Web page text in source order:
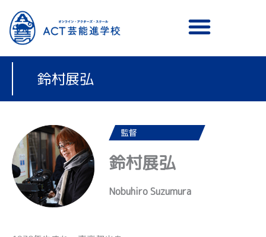
鈴村展弘
監督
鈴村展弘
Nobuhiro Suzumura